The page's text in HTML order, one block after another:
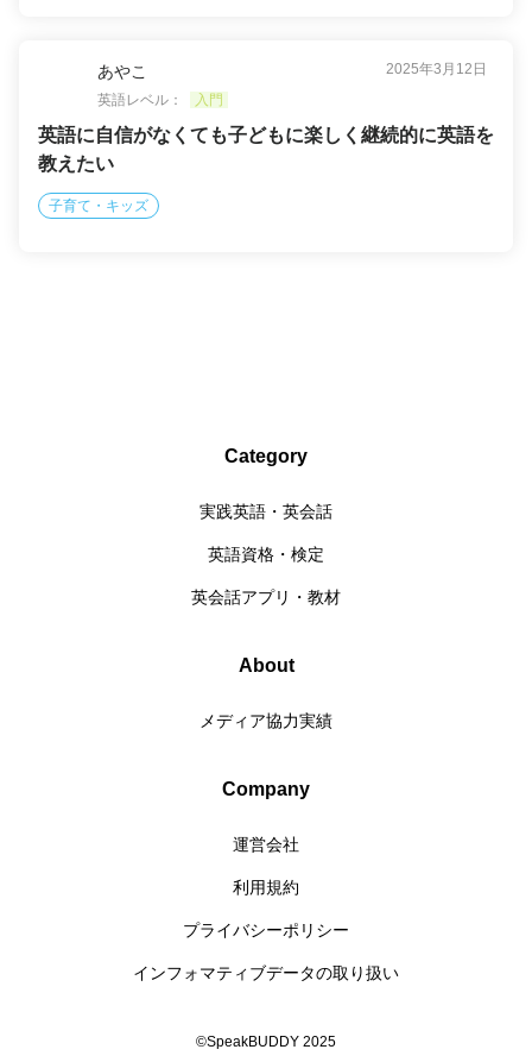
あやこ
2025年3月12日
英語レベル：
入門
英語に自信がなくても子どもに楽しく継続的に英語を
教えたい
子育て・キッズ
Category
実践英語・英会話
英語資格・検定
英会話アプリ・教材
About
メディア協力実績
Company
運営会社
利用規約
プライバシーポリシー
インフォマティブデータの取り扱い
©SpeakBUDDY 2025